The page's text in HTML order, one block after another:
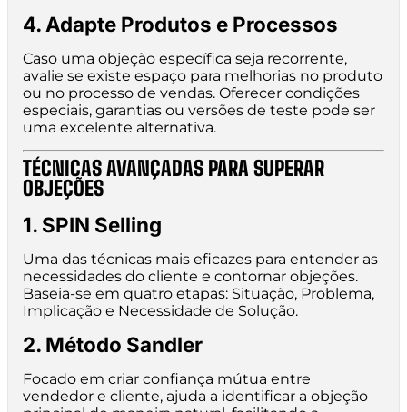
4. Adapte Produtos e Processos
Caso uma objeção específica seja recorrente,
avalie se existe espaço para melhorias no produto
ou no processo de vendas. Oferecer condições
especiais, garantias ou versões de teste pode ser
uma excelente alternativa.
TÉCNICAS AVANÇADAS PARA SUPERAR
OBJEÇÕES
1. SPIN Selling
Uma das técnicas mais eficazes para entender as
necessidades do cliente e contornar objeções.
Baseia-se em quatro etapas: Situação, Problema,
Implicação e Necessidade de Solução.
2. Método Sandler
Focado em criar confiança mútua entre
vendedor e cliente, ajuda a identificar a objeção